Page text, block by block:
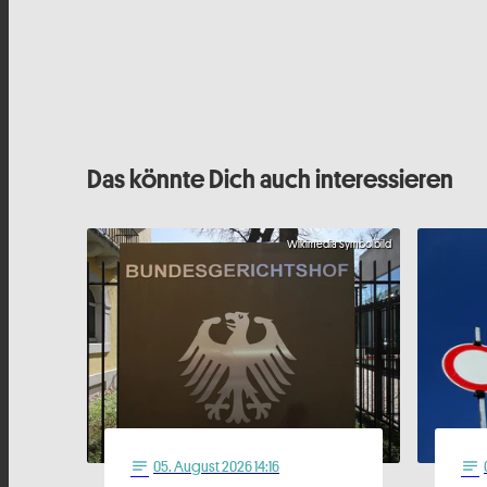
Das könnte Dich auch interessieren
Wikimedia Symbolbild
notes 05. August 2026 14:16 notes